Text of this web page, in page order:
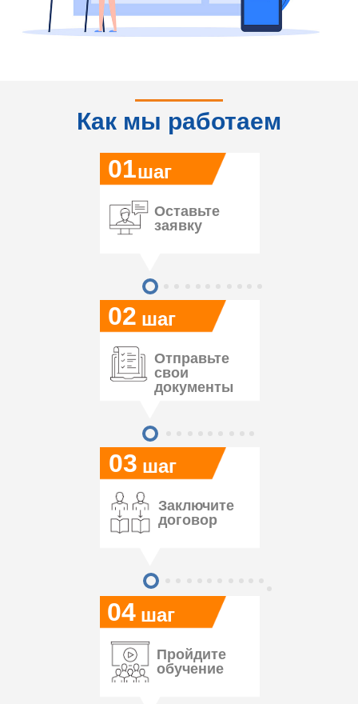
Как мы работаем
04
03
02
01
Оставьте
заявку
шаг
шаг
шаг
шаг
Отправьте
свои
документы
Заключите
договор
Пройдите
обучение